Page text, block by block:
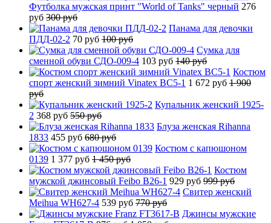
Футболка мужская принт "World of Tanks" черный 276
руб 300 руб
Панама для девочки
ПДД-02-2 70 руб 100 руб
Сумка для
сменной обуви СДО-009-4 103 руб 140 руб
Костюм
спорт женский зимний Vinatex BC5-1 1 672 руб 1 900
руб
Купальник женский 1925-
2 368 руб 550 руб
Блуза женская Rihanna
1833 455 руб 680 руб
Костюм с капюшоном
0139 1 377 руб 1 450 руб
Костюм
мужской джинсовый Feibo B26-1 929 руб 999 руб
Свитер женский
Meihua WH627-4 539 руб 770 руб
Джинсы мужские